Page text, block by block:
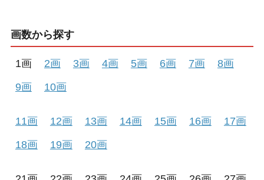
画数から探す
1画 2画 3画 4画 5画 6画 7画
8画
9画
10画
11画 12画 13画 14画 15画 16画
17画
18画
19画 20画